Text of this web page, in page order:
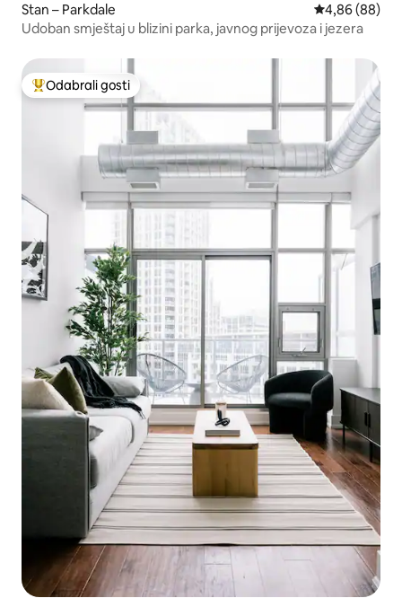
Stan – Parkdale Prosječna
4,86 (88)
Udoban smještaj u blizini parka, javnog prijevoza i jezera
Među najviše rangiranima s oznakom „Odabrali gosti”
Odabrali gosti